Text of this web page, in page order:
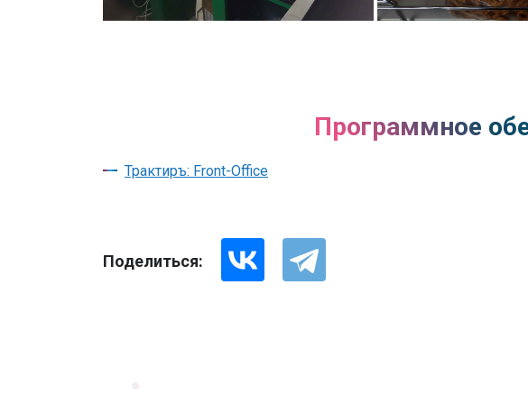
Программное
Трактиръ: Front-Office
Поделиться: